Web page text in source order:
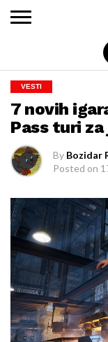
VESTI
7 novih
Pass turi za
By Bozidar
Posted on